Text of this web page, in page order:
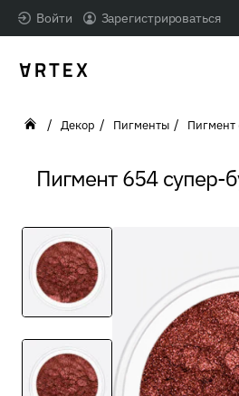
Войти Зарегистрироваться
Пигмент 654 супер-
home
Декор Пигменты Пигмент